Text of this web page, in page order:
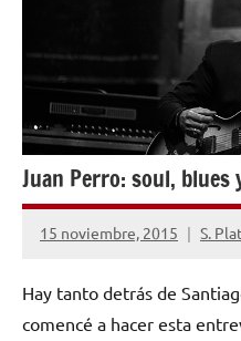
Juan Perro: soul, blues
15 noviembre, 2015 S.
No
comentarios
Hay tanto detrás de
comencé a hacer esta